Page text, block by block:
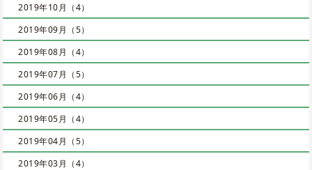
2019年10月（4）
2019年09月（5）
2019年08月（4）
2019年07月（5）
2019年06月（4）
2019年05月（4）
2019年04月（5）
2019年03月（4）